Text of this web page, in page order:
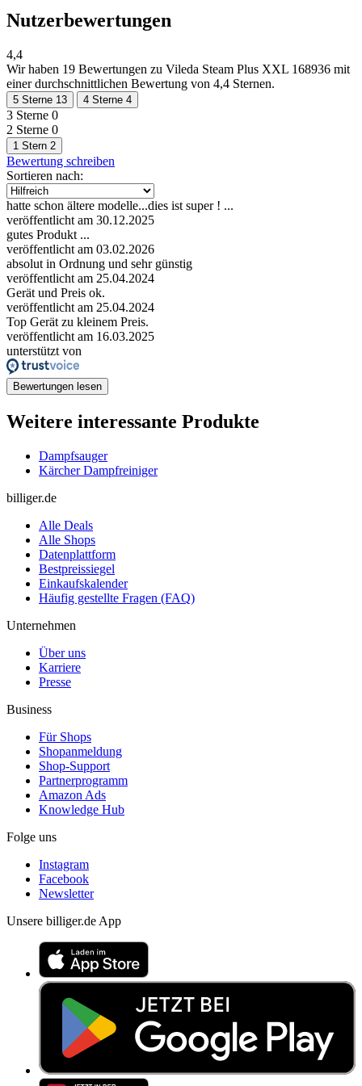
Nutzerbewertungen
4,4
Wir haben 19 Bewertungen zu Vileda Steam Plus XXL 168936 mit
einer durchschnittlichen Bewertung von 4,4 Sternen.
5 Sterne 13 4 Sterne 4
3 Sterne 0
2 Sterne 0
1 Stern 2
Bewertung schreiben
Sortieren nach:
hatte schon ältere modelle...dies ist super ! ...
veröffentlicht am 30.12.2025
gutes Produkt ...
veröffentlicht am 03.02.2026
absolut in Ordnung und sehr günstig
veröffentlicht am 25.04.2024
Gerät und Preis ok.
veröffentlicht am 25.04.2024
Top Gerät zu kleinem Preis.
veröffentlicht am 16.03.2025
unterstützt von
Bewertungen lesen
Weitere interessante Produkte
Dampfsauger
Kärcher Dampfreiniger
billiger.de
Alle Deals
Alle Shops
Datenplattform
Bestpreissiegel
Einkaufskalender
Häufig gestellte Fragen (FAQ)
Unternehmen
Über uns
Karriere
Presse
Business
Für Shops
Shopanmeldung
Shop-Support
Partnerprogramm
Amazon Ads
Knowledge Hub
Folge uns
Instagram
Facebook
Newsletter
Unsere billiger.de App